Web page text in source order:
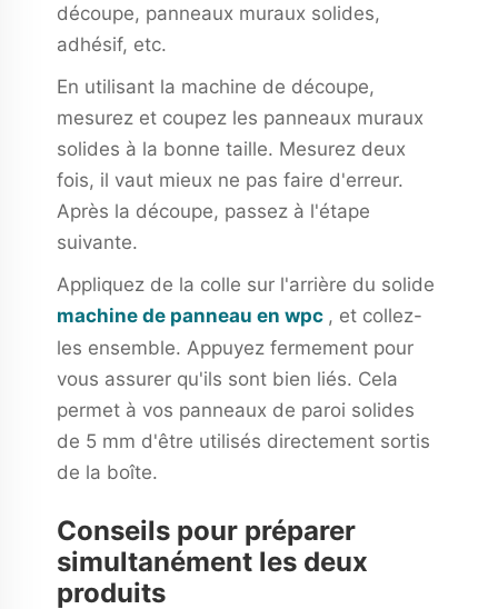
découpe, panneaux muraux solides,
adhésif, etc.
En utilisant la machine de découpe,
mesurez et coupez les panneaux muraux
solides à la bonne taille. Mesurez deux
fois, il vaut mieux ne pas faire d'erreur.
Après la découpe, passez à l'étape
suivante.
Appliquez de la colle sur l'arrière du solide
machine de panneau en wpc , et collez-
les ensemble. Appuyez fermement pour
vous assurer qu'ils sont bien liés. Cela
permet à vos panneaux de paroi solides
de 5 mm d'être utilisés directement sortis
de la boîte.
Conseils pour préparer
simultanément les deux
produits